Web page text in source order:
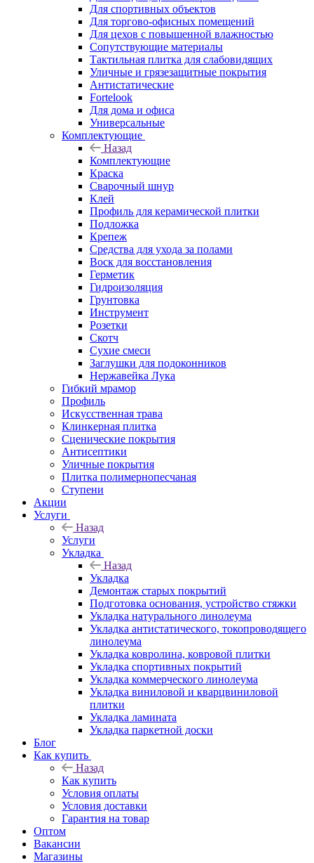
Для спортивных объектов
Для торгово-офисных помещений
Для цехов с повышенной влажностью
Сопутствующие материалы
Тактильная плитка для слабовидящих
Уличные и грязезащитные покрытия
Антистатические
Fortelook
Для дома и офиса
Универсальные
Комплектующие
Назад
Комплектующие
Краска
Сварочный шнур
Клей
Профиль для керамической плитки
Подложка
Крепеж
Средства для ухода за полами
Воск для восстановления
Герметик
Гидроизоляция
Грунтовка
Инструмент
Розетки
Скотч
Сухие смеси
Заглушки для подоконников
Нержавейка Лука
Гибкий мрамор
Профиль
Искусственная трава
Клинкерная плитка
Сценические покрытия
Антисептики
Уличные покрытия
Плитка полимернопесчаная
Ступени
Акции
Услуги
Назад
Услуги
Укладка
Назад
Укладка
Демонтаж старых покрытий
Подготовка основания, устройство стяжки
Укладка натурального линолеума
Укладка антистатического, токопроводящего
линолеума
Укладка ковролина, ковровой плитки
Укладка спортивных покрытий
Укладка коммерческого линолеума
Укладка виниловой и кварцвиниловой
плитки
Укладка ламината
Укладка паркетной доски
Блог
Как купить
Назад
Как купить
Условия оплаты
Условия доставки
Гарантия на товар
Оптом
Вакансии
Магазины